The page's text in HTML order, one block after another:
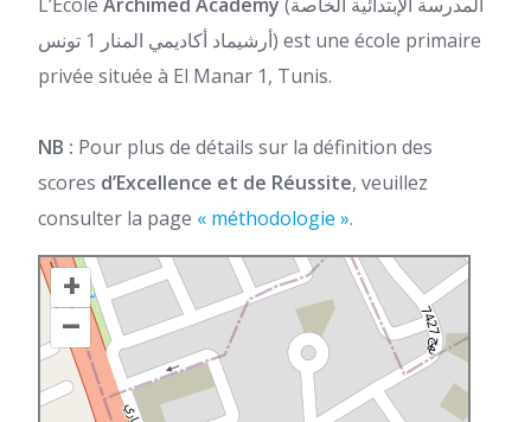
أرشيماد أكاديمي المنار 1 تونس) est une école primaire
privée située à El Manar 1, Tunis.
NB : Pour plus de détails sur la définition des
scores d’Excellence et de Réussite, veuillez
consulter la page « méthodologie ».
+
–